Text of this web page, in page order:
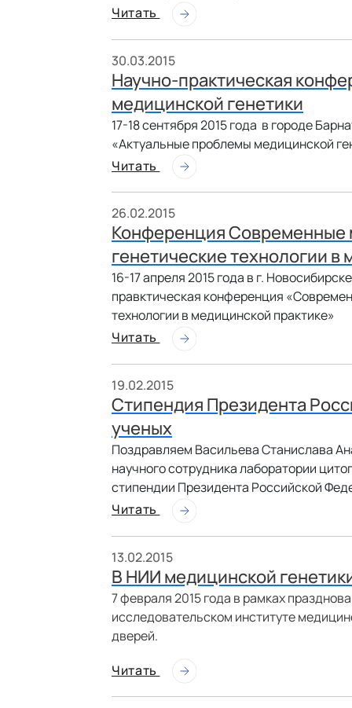
Читать
30.03.2015
Научно-практическая
медицинской генетики
17-18 сентября 2015 года в городе
«Актуальные проблемы медицинской
Читать
26.02.2015
Конференция Современные
генетические технологии в
16-17 апреля 2015 года в г.
правктическая конференция
технологии в медицинской практике»
Читать
19.02.2015
Cтипендия Президента
ученых
Поздравляем Васильева Станислава
научного сотрудника лаборатории
стипендии Президента Российской
Читать
13.02.2015
В НИИ медицинской
7 февраля 2015 года в рамках
исследовательском институте
дверей.
Читать